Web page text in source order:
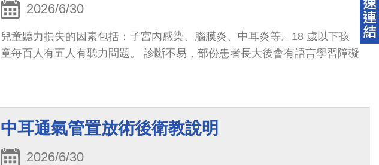
2026/6/30
兒童聽力損失的因素包括：子宮內感染、腦膜炎、中耳炎等。18 歲以下孩
童每百人有五人有聽力問題。 診斷不易，部份患者長大後會有語言學習障礙
中耳通氣管置放術後衛教說明
2026/6/30